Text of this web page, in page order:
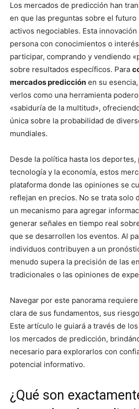
Los mercados de predicción han
en que las preguntas sobre el
activos negociables. Esta
persona con conocimientos o
participar, comprando y vendiendo
sobre resultados específicos. Para
mercados predicción en su
verlos como una herramienta
«sabiduría de la multitud»,
única sobre la probabilidad de
mundiales.
Desde la política hasta los deportes,
tecnología y la economía, estos
plataforma donde las opiniones se
reflejan en precios. No se trata solo
un mecanismo para agregar
generar señales en tiempo real
que se desarrollen los eventos. Al
individuos contribuyen a un
menudo supera la precisión de las
tradicionales o las opiniones de
Navegar por este panorama
clara de sus fundamentos, sus
Este artículo le guiará a través de
los mercados de predicción,
necesario para explorarlos con
potencial informativo.
¿Qué son